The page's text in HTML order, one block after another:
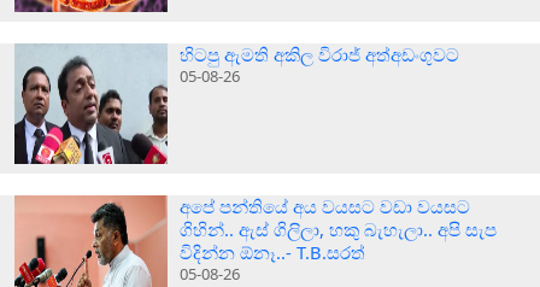
හිටපු ඇමති අකිල විරාජ් අත්අඩංගුවට
05-08-26
අපේ පන්තියේ අය වයසට වඩා වයසට
ගිහින්.. ඇස් ගිලිලා, හකු බැහැලා.. අපි සැප
විදින්න ඕනෑ..- T.B.සරත්
05-08-26